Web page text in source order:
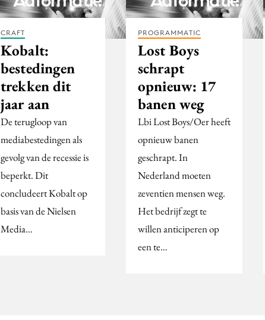
CRAFT
Kobalt:
bestedingen
trekken dit
jaar aan
De terugloop van
mediabestedingen als
gevolg van de recessie is
beperkt. Dit
concludeert Kobalt op
basis van de Nielsen
Media…
PROGRAMMATIC
Lost Boys
schrapt
opnieuw: 17
banen weg
Lbi Lost Boys/Oer heeft
opnieuw banen
geschrapt. In
Nederland moeten
zeventien mensen weg.
Het bedrijf zegt te
willen anticiperen op
een te…